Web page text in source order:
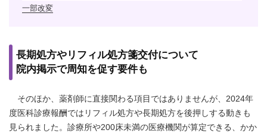
一部改変
長期処方やリフィル処方箋交付について
院内掲示で周知を促す要件も
そのほか、薬剤師に直接関わる項目ではありませんが、2024年
度医科診療報酬ではリフィル処方や長期処方を後押しする動きも
見られました。診療所や200床未満の医療機関が算定できる、かか